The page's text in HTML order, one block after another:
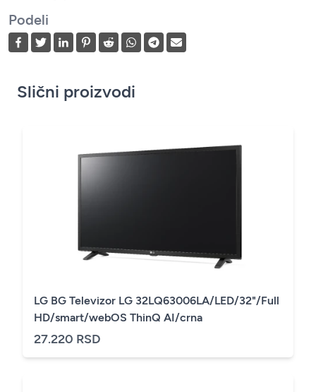
Podeli
Slični proizvodi
LG BG Televizor LG 32LQ63006LA/LED/32"/Full
HD/smart/webOS ThinQ AI/crna
27.220 RSD